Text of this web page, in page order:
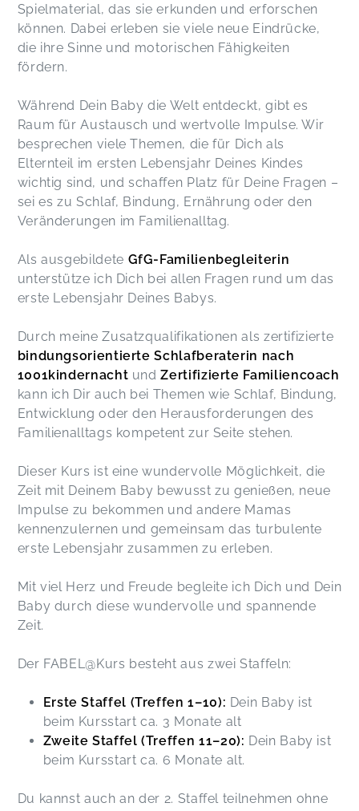
Spielmaterial, das sie erkunden und erforschen
können. Dabei erleben sie viele neue Eindrücke,
die ihre Sinne und motorischen Fähigkeiten
fördern.
Während Dein Baby die Welt entdeckt, gibt es
Raum für Austausch und wertvolle Impulse. Wir
besprechen viele Themen, die für Dich als
Elternteil im ersten Lebensjahr Deines Kindes
wichtig sind, und schaffen Platz für Deine Fragen –
sei es zu Schlaf, Bindung, Ernährung oder den
Veränderungen im Familienalltag.
Als ausgebildete GfG-Familienbegleiterin
unterstütze ich Dich bei allen Fragen rund um das
erste Lebensjahr Deines Babys.
Durch meine Zusatzqualifikationen als zertifizierte
bindungsorientierte Schlafberaterin nach
1001kindernacht undZertifizierte Familiencoach
kann ich Dir auch bei Themen wie Schlaf, Bindung,
Entwicklung oder den Herausforderungen des
Familienalltags kompetent zur Seite stehen.
Dieser Kurs ist eine wundervolle Möglichkeit, die
Zeit mit Deinem Baby bewusst zu genießen, neue
Impulse zu bekommen und andere Mamas
kennenzulernen und gemeinsam das turbulente
erste Lebensjahr zusammen zu erleben.
Mit viel Herz und Freude begleite ich Dich und Dein
Baby durch diese wundervolle und spannende
Zeit.
Der FABEL@Kurs besteht aus zwei Staffeln:
Erste Staffel (Treffen 1–10): Dein Baby ist
beim Kursstart ca. 3 Monate alt
Zweite Staffel (Treffen 11–20): Dein Baby ist
beim Kursstart ca. 6 Monate alt.
Du kannst auch an der 2. Staffel teilnehmen ohne